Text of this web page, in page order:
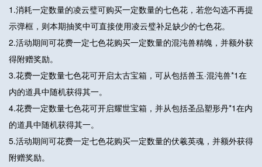
1.消耗一定数量的凌云璧可购买一定数量的七色花，若您勾选不再提
示弹框，则本期抽奖中可直接使用凌云璧补足缺少的七色花。
2.活动期间可花费一定七色花购买一定数量的混沌兽精魄，并额外获
得附赠奖励。
3.花费一定数量七色花可开启太古宝箱，可从包括兽玉·混沌兽*1在
内的道具中随机获得其一。
4.花费一定数量七色花可开启耀世宝箱，并从包括圣品塑形丹*1在内
的道具中随机获得其一。
5.活动期间可花费一定七色花购买一定数量的伏羲英魂，并额外获得
附赠奖励。